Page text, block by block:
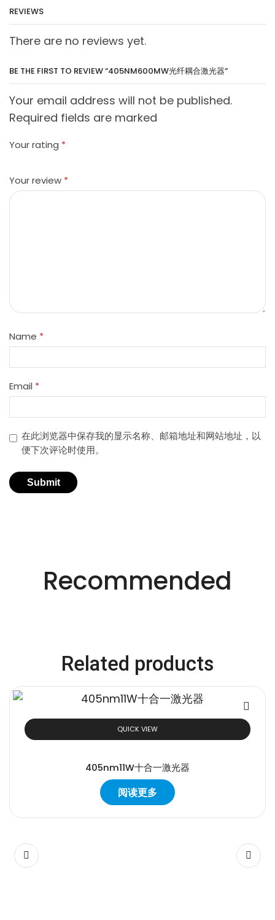
REVIEWS
There are no reviews yet.
BE THE FIRST TO REVIEW “405NM600MW光纤耦合激光器”
Your email address will not be published.
Required fields are marked
Your rating *
Your review *
Name *
Email *
在此浏览器中保存我的显示名称、邮箱地址和网站地址，以
便下次评论时使用。
创新的激光解决方
案。
Recommended
Related products
QUICK VIEW
405nm11W十合一激光器
阅读更多